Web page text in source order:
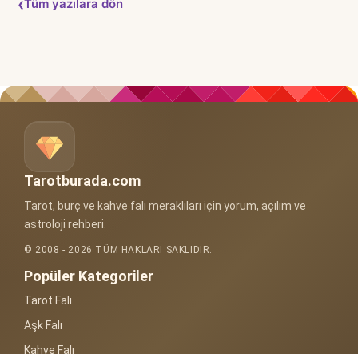
Tüm yazılara dön
Tarotburada.com
Tarot, burç ve kahve falı meraklıları için yorum, açılım ve
astroloji rehberi.
© 2008 - 2026 TÜM HAKLARI SAKLIDIR.
Popüler Kategoriler
Tarot Falı
Aşk Falı
Kahve Falı